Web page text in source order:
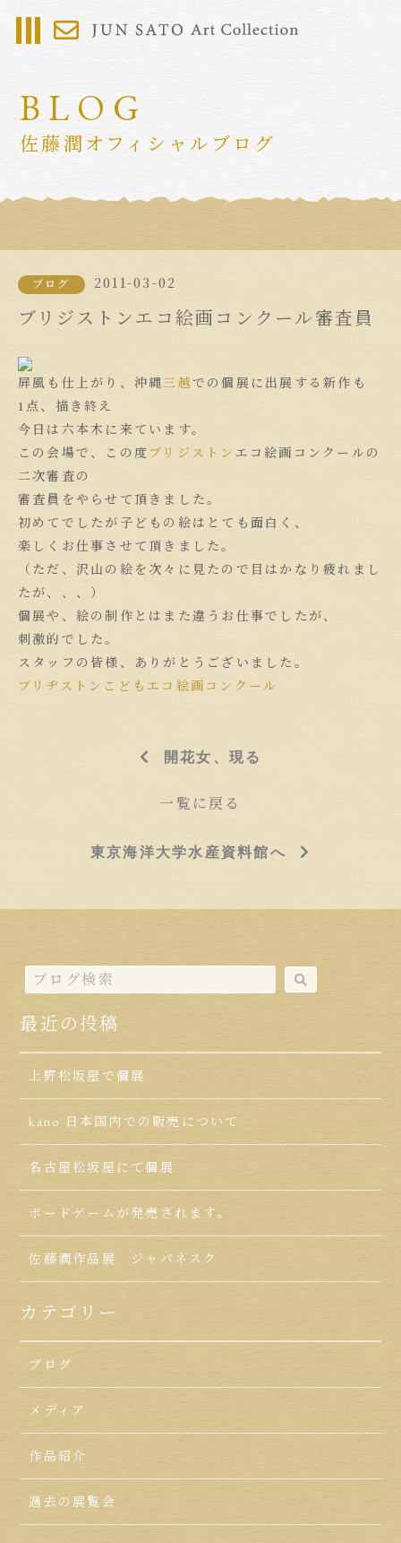
BLOG
佐藤潤オフィシャルブログ
ブログ 2011-03-02
ブリジストンエコ絵画コンクール審査員
屏風も仕上がり、沖縄三越での個展に出展する新作も
1点、描き終え
今日は六本木に来ています。
この会場で、この度 ブリジストン エコ絵画コンクールの
二次審査の
審査員をやらせて頂きました。
初めてでしたが子どもの絵はとても面白く、
楽しくお仕事させて頂きました。
（ただ、沢山の絵を次々に見たので目はかなり疲れまし
たが、、、）
個展や、絵の制作とはまた違うお仕事でしたが、
刺激的でした。
スタッフの皆様、ありがとうございました。
ブリヂストンこどもエコ絵画コンクール
開花女、現る
一覧に戻る
東京海洋大学水産資料館へ
最近の投稿
上野松坂屋で個展
kano 日本国内での販売について
名古屋松坂屋にて個展
ボードゲームが発売されます。
佐藤潤作品展 ジャパネスク
カテゴリー
ブログ
メディア
作品紹介
過去の展覧会